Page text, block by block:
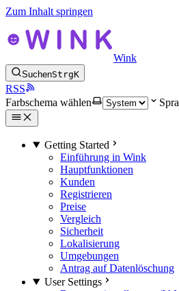
Zum Inhalt springen
Wink
SuchenStrgK
RSS
Farbschema wählen
Getting Started
Einführung in Wink
Hauptfunktionen
Kunden
Registrieren
Preise
Vergleich
Sicherheit
Lokalisierung
Umgebungen
Antrag auf Datenlöschung
User Settings